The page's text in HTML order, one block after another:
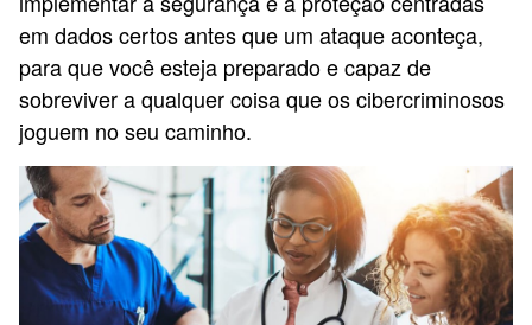
em dados certos antes que um ataque aconteça,
para que você esteja preparado e capaz de
sobreviver a qualquer coisa que os cibercriminosos
joguem no seu caminho.